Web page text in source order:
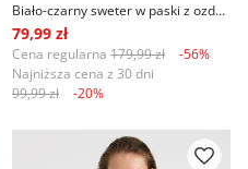
Biało-czarny sweter w paski z ozdobnymi guzikami
79,99 zł
Cena regularna 179,99 zł
-56%
Najniższa cena z 30 dni
99,99 zł
-20%